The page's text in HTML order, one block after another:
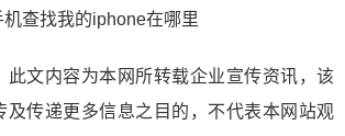
机查找我的iphone在哪里
此文内容为本网所转载企业宣传资讯，该
及传递更多信息之目的，不代表本网站观